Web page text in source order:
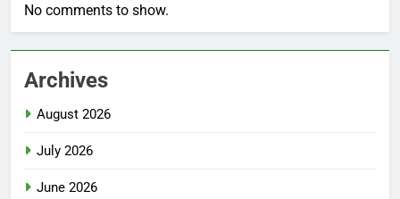
No comments to show.
Archives
August 2026
July 2026
June 2026